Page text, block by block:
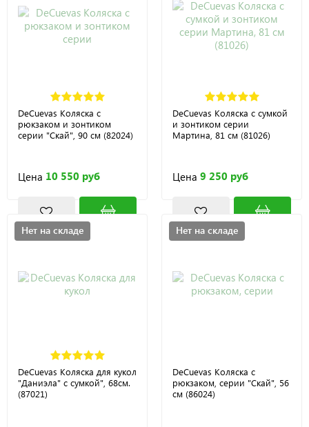
DeCuevas Коляска с
рюкзаком и зонтиком
серии "Скай", 90 см (82024)
Цена 10 550 руб
DeCuevas Коляска с сумкой
и зонтиком серии
Мартина, 81 см (81026)
Цена 9 250 руб
Нет на складе
DeCuevas Коляска для кукол
"Даниэла" с сумкой", 68см.
(87021)
Нет на складе
DeCuevas Коляска с
рюкзаком, серии "Скай", 56
см (86024)